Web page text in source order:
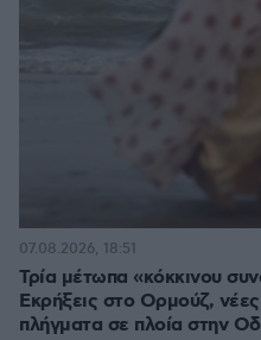
Τρία μέτωπα «κόκκινου
Εκρήξεις στο Ορμούζ, νέες
πλήγματα σε πλοία στην
07.08.2026, 18:51